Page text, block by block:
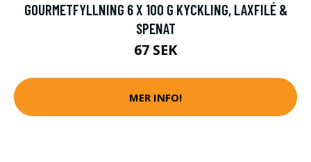
GOURMETFYLLNING 6 X 100 G KYCKLING, LAXFILÉ &
SPENAT
67 SEK
MER INFO!